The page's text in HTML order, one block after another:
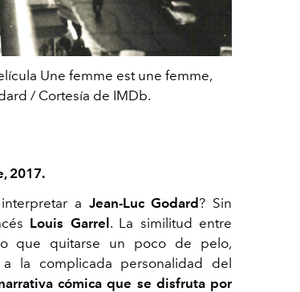
Une femme est une femme,
/ Cortesía de IMDb.
2017.
a Jean-Luc Godard? Sin
Louis Garrel. La similitud entre
que quitarse un poco de pelo,
la complicada personalidad del
cómica que se disfruta por